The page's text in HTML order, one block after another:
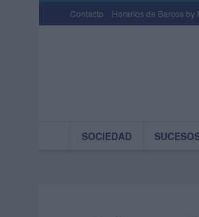
Contacto Horarios de Barcos by
SOCIEDAD